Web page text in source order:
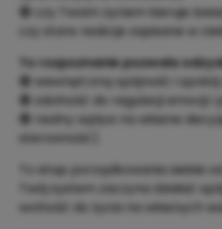
🟢 czy Twoim życiem kieruje
czy stare reakcje zapisane w
To rozpoznanie pozwala
🟢 wewnętrzną spójność i spokój
🟢 zdolność do regulacji emocji i
🟢 realny wpływ na własne
sterowność).
To etap porządkowania siebie
Twój system zaczyna działać
wolność do życia na własnych